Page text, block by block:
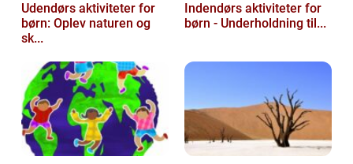
Udendørs aktiviteter for
børn: Oplev naturen og
sk...
Indendørs aktiviteter for
børn - Underholdning til...